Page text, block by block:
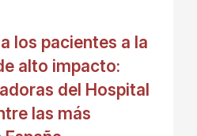
los pacientes a la
alto impacto:
del Hospital
las más